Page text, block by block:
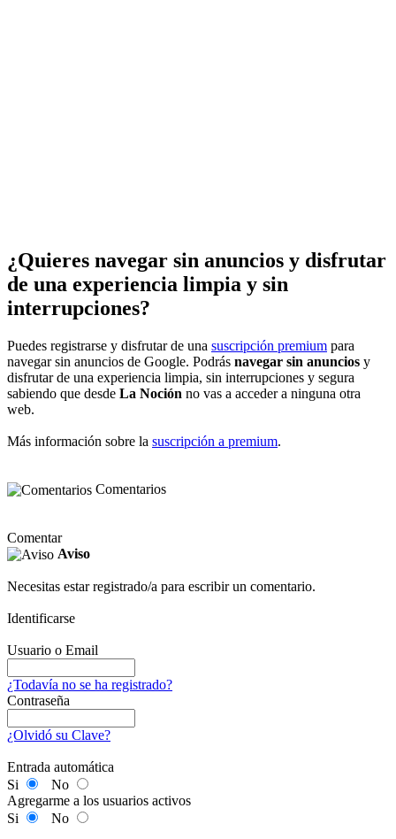
¿Quieres navegar sin anuncios y disfrutar
de una experiencia limpia y sin
interrupciones?
Puedes registrarse y disfrutar de una suscripción premium para
navegar sin anuncios de Google. Podrás navegar sin anuncios y
disfrutar de una experiencia limpia, sin interrupciones y segura
sabiendo que desde La Noción no vas a acceder a ninguna otra
web.
Más información sobre la suscripción a premium.
Comentarios
Comentar
Aviso
Necesitas estar registrado/a para escribir un comentario.
Identificarse
Usuario o Email
¿Todavía no se ha registrado?
Contraseña
¿Olvidó su Clave?
Entrada automática
Si
No
Agregarme a los usuarios activos
Si
No